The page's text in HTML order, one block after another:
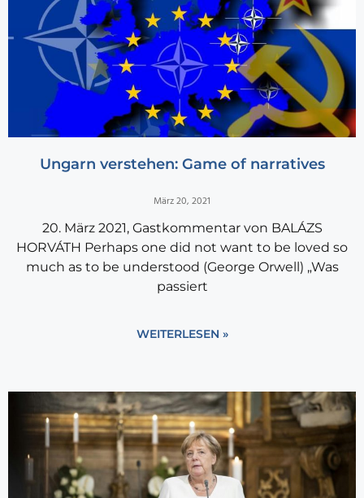
Ungarn verstehen: Game of narratives
März 20, 2021
20. März 2021, Gastkommentar von BALÁZS
HORVÁTH Perhaps one did not want to be loved so
much as to be understood (George Orwell) „Was
passiert
WEITERLESEN »